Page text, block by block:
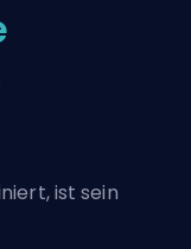
ist sein